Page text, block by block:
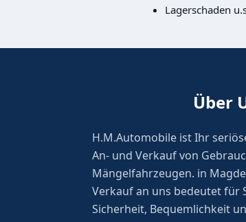
Lagerschaden
Über
H.M.Automobile ist Ihr
An- und Verkauf von
Mängelfahrzeugen. in
Verkauf an uns bedeutet für
Sicherheit, Bequemlichkeit